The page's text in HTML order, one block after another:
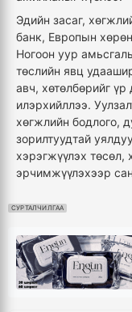
Эдийн засаг,
банк, Европын
Ногоон уур
төслийн явц
авч, хөтөлбөрийг үр
илэрхийллээ.
хөгжлийн бодлого,
зорилтуудтай
хэрэгжүүлэх төсөл,
эрчимжүүлэхээр
СУРТАЛЧИЛГАА